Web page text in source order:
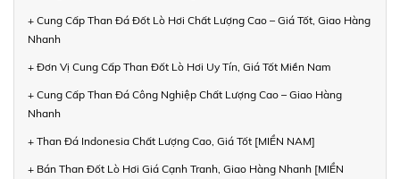
+ Cung Cấp Than Đá Đốt Lò Hơi Chất Lượng Cao – Giá Tốt, Giao Hàng
Nhanh
+ Đơn Vị Cung Cấp Than Đốt Lò Hơi Uy Tín, Giá Tốt Miền Nam
+ Cung Cấp Than Đá Công Nghiệp Chất Lượng Cao – Giao Hàng
Nhanh
+ Than Đá Indonesia Chất Lượng Cao, Giá Tốt [MIỀN NAM]
+ Bán Than Đốt Lò Hơi Giá Cạnh Tranh, Giao Hàng Nhanh [MIỀN